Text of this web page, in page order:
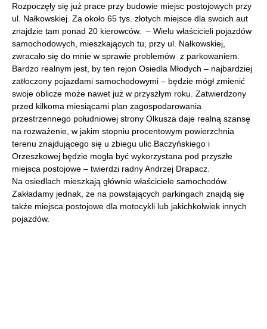
Rozpoczęły się już prace przy budowie miejsc postojowych przy
ul. Nałkowskiej. Za około 65 tys. złotych miejsce dla swoich aut
znajdzie tam ponad 20 kierowców. – Wielu właścicieli pojazdów
samochodowych, mieszkających tu, przy ul. Nałkowskiej,
zwracało się do mnie w sprawie problemów z parkowaniem.
Bardzo realnym jest, by ten rejon Osiedla Młodych – najbardziej
zatłoczony pojazdami samochodowymi – będzie mógł zmienić
swoje oblicze może nawet już w przyszłym roku. Zatwierdzony
przed kilkoma miesiącami plan zagospodarowania
przestrzennego południowej strony Olkusza daje realną szansę
na rozważenie, w jakim stopniu procentowym powierzchnia
terenu znajdującego się u zbiegu ulic Baczyńskiego i
Orzeszkowej będzie mogła być wykorzystana pod przyszłe
miejsca postojowe – twierdzi radny Andrzej Drapacz.
Na osiedlach mieszkają głównie właściciele samochodów.
Zakładamy jednak, że na powstających parkingach znajdą się
także miejsca postojowe dla motocykli lub jakichkolwiek innych
pojazdów.